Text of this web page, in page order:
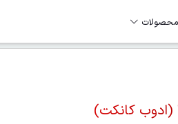
محصولات
(ادوب کانکت)